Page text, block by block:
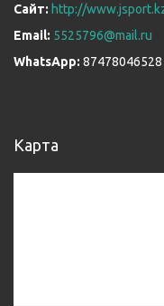
http://
5525796@mail.ru
87478046528
Карта